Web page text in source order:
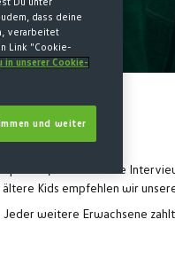
um, wo finden die
Kids empfehlen wir
weitere Erwachsene
Du unter
dass deine
verarbeitet
Link "Cookie-
in unserer Cookie-
und weiter